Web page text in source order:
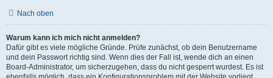
Nach oben
Warum kann ich mich nicht anmelden?
Dafür gibt es viele mögliche Gründe. Prüfe zunächst, ob dein Benutzername
und dein Passwort richtig sind. Wenn dies der Fall ist, wende dich an einen
Board-Administrator, um sicherzugehen, dass du nicht gesperrt wurdest. Es ist